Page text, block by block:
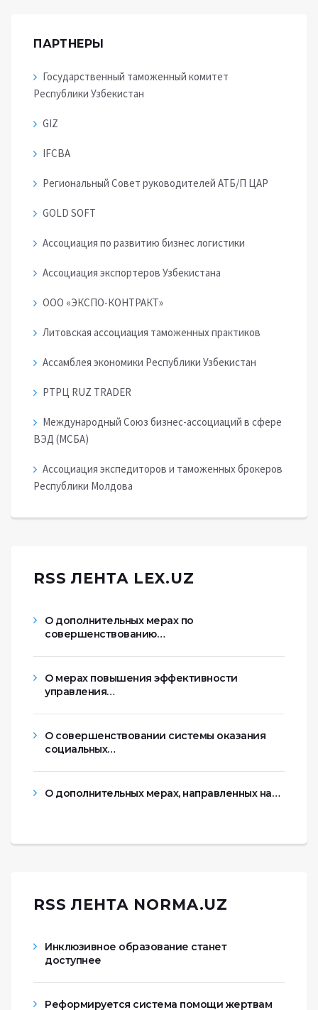
ПАРТНЕРЫ
Государственный таможенный комитет
Республики Узбекистан
GIZ
IFCBA
Региональный Совет руководителей АТБ/П ЦАР
GOLD SOFT
Ассоциация по развитию бизнес логистики
Ассоциация экспортеров Узбекистана
ООО «ЭКСПО-КОНТРАКТ»
Литовская ассоциация таможенных практиков
Ассамблея экономики Республики Узбекистан
РТРЦ RUZ TRADER
Международный Союз бизнес-ассоциаций в сфере
ВЭД (МСБА)
Ассоциация экспедиторов и таможенных брокеров
Республики Молдова
RSS ЛЕНТА LEX.UZ
О дополнительных мерах по
совершенствованию…
О мерах повышения эффективности
управления…
О совершенствовании системы оказания
социальных…
О дополнительных мерах, направленных на…
RSS ЛЕНТА NORMA.UZ
Инклюзивное образование станет
доступнее
Реформируется система помощи жертвам